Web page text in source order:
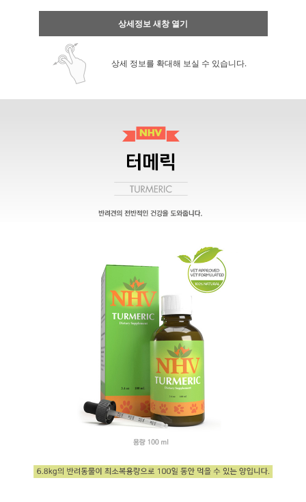
상세정보 새창 열기
상세 정보를 확대해 보실 수 있습니다.